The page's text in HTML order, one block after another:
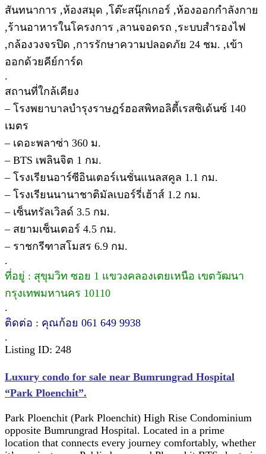
สันทนาการ ,ห้องสมุด ,โต๊ะสนุ๊กเกอร์ ,ห้องออกกำลังกาย
,ร้านอาหารในโครงการ ,ลานจอดรถ ,ระบบสำรองไฟ
,กล้องวงจรปิด ,การรักษาความปลอดภัย 24 ชม. ,เข้า
ออกด้วยคีย์การ์ด
.
สถานที่ใกล้เคียง
– โรงพยาบาลบำรุงราษฎร์ฮอสพิทอลิตี้เรสซิเด้นซ์ 140
เมตร
– เดอะพลาซ่า 360 ม.
– BTS เพลินจิต 1 กม.
– โรงเรียนอาร์ซีอินเตอร์เนชั่นแนลสคูล 1.1 กม.
– โรงเรียนนานาชาติมัลเบอร์รี่เฮ้าส์ 1.2 กม.
– เซ็นทรัลเวิลด์ 3.5 กม.
– สยามเซ็นเตอร์ 4.5 กม.
– ราชกรีฑาสโมสร 6.9 กม.
.
ที่อยู่ : สุขุมวิท ซอย 1 แขวงคลองเตยเหนือ เขตวัฒนา
กรุงเทพมหานคร 10110
.
ติดต่อ : คุณก้อย 061 649 9938
.
Listing ID: 248
Luxury condo for sale near Bumrungrad Hospital
“Park Ploenchit”.
Park Ploenchit (Park Ploenchit) High Rise Condominium
opposite Bumrungrad Hospital. Located in a prime
location that connects every journey comfortably, whether